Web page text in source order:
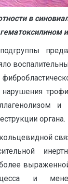
в
и
органа.
и